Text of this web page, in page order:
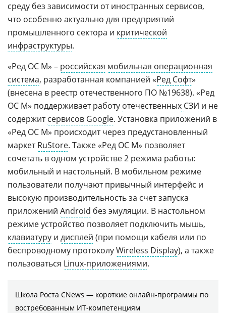
среду без зависимости от иностранных сервисов,
что особенно актуально для предприятий
промышленного сектора и критической
инфраструктуры.
«Ред ОС М» – российская мобильная операционная
система, разработанная компанией «Ред Софт»
(внесена в реестр отечественного ПО №19638). «Ред
ОС М» поддерживает работу отечественных СЗИ и не
содержитсервисов Google. Установка приложений в
«Ред ОС М» происходит через предустановленный
маркетRuStore. Также «Ред ОС М» позволяет
сочетать в одном устройстве 2 режима работы:
мобильный и настольный. В мобильном режиме
пользователи получают привычный интерфейс и
высокую производительность за счет запуска
приложений Android без эмуляции. В настольном
режиме устройство позволяет подключить мышь,
клавиатуру и дисплей (при помощи кабеля или по
беспроводному протоколуWireless Display), а также
пользоваться Linux-приложениями.
Школа Роста CNews — короткие онлайн-программы по
востребованным ИТ-компетенциям